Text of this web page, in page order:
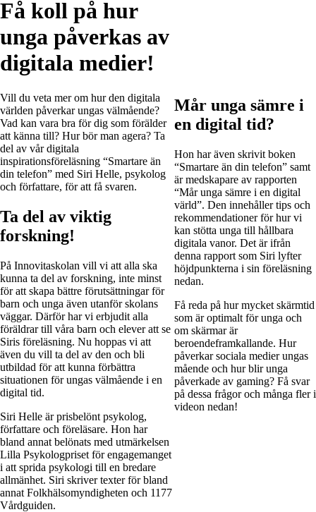
Få koll på hur
unga påverkas av
digitala medier!
Vill du veta mer om hur den digitala
världen påverkar ungas välmående?
Vad kan vara bra för dig som förälder
att känna till? Hur bör man agera? Ta
del av vår digitala
inspirationsföreläsning “Smartare än
din telefon” med Siri Helle, psykolog
och författare, för att få svaren.
Ta del av viktig
forskning!
På Innovitaskolan vill vi att alla ska
kunna ta del av forskning, inte minst
för att skapa bättre förutsättningar för
barn och unga även utanför skolans
väggar. Därför har vi erbjudit alla
föräldrar till våra barn och elever att se
Siris föreläsning. Nu hoppas vi att
även du vill ta del av den och bli
utbildad för att kunna förbättra
situationen för ungas välmående i en
digital tid.
Siri Helle är prisbelönt psykolog,
författare och föreläsare. Hon har
bland annat belönats med utmärkelsen
Lilla Psykologpriset för engagemanget
i att sprida psykologi till en bredare
allmänhet. Siri skriver texter för bland
annat Folkhälsomyndigheten och 1177
Vårdguiden.
Mår unga sämre i
en digital tid?
Hon har även skrivit boken
“Smartare än din telefon” samt
är medskapare av rapporten
“Mår unga sämre i en digital
värld”. Den innehåller tips och
rekommendationer för hur vi
kan stötta unga till hållbara
digitala vanor. Det är ifrån
denna rapport som Siri lyfter
höjdpunkterna i sin föreläsning
nedan.
Få reda på hur mycket skärmtid
som är optimalt för unga och
om skärmar är
beroendeframkallande. Hur
påverkar sociala medier ungas
mående och hur blir unga
påverkade av gaming? Få svar
på dessa frågor och många fler i
videon nedan!